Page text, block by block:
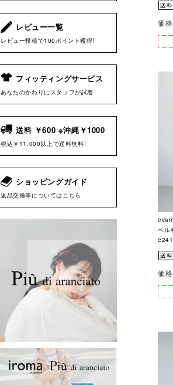
レビュー一覧
レビュー投稿で100ポイント獲得!
フィッティングサービス
あなたのかわりにスタッフが試着
送料 ￥600 ※沖縄￥1000
税込￥11,000以上で送料無料!
ショッピングガイド
返品交換等についてはこちら
価
ベル
価